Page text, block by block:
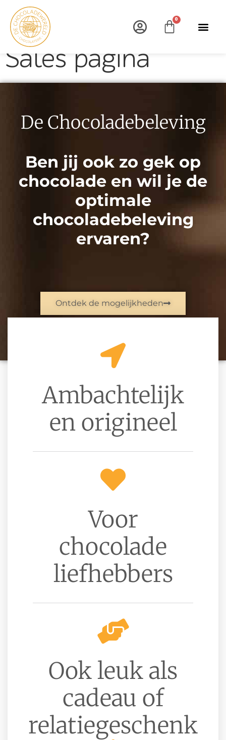
0
Sales pagina
De Chocoladebeleving
Ben jij ook zo gek op
chocolade en wil je de
optimale
chocoladebeleving
ervaren?
Ontdek de mogelijkheden
Ambachtelijk
en origineel
Voor
chocolade
liefhebbers
Ook leuk als
cadeau of
relatiegeschenk